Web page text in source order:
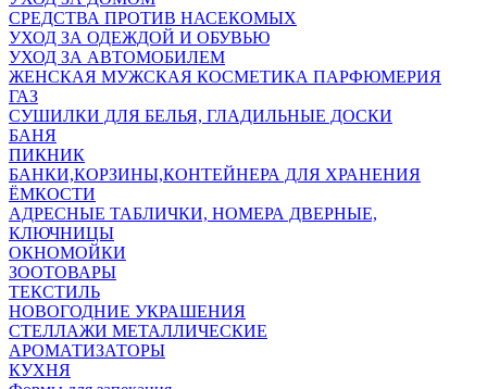
СРЕДСТВА ПРОТИВ НАСЕКОМЫХ
УХОД ЗА ОДЕЖДОЙ И ОБУВЬЮ
УХОД ЗА АВТОМОБИЛЕМ
ЖЕНСКАЯ МУЖСКАЯ КОСМЕТИКА ПАРФЮМЕРИЯ
ГАЗ
СУШИЛКИ ДЛЯ БЕЛЬЯ, ГЛАДИЛЬНЫЕ ДОСКИ
БАНЯ
ПИКНИК
БАНКИ,КОРЗИНЫ,КОНТЕЙНЕРА ДЛЯ ХРАНЕНИЯ
ЁМКОСТИ
АДРЕСНЫЕ ТАБЛИЧКИ, НОМЕРА ДВЕРНЫЕ,
КЛЮЧНИЦЫ
ОКНОМОЙКИ
ЗООТОВАРЫ
ТЕКСТИЛЬ
НОВОГОДНИЕ УКРАШЕНИЯ
СТЕЛЛАЖИ МЕТАЛЛИЧЕСКИЕ
АРОМАТИЗАТОРЫ
КУХНЯ